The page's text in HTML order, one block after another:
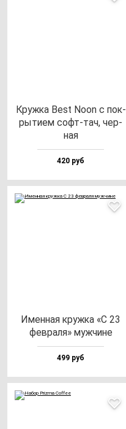
Круж­ка Best Noon с пок­
ры­ти­ем софт-тач, чер­
ная
420 руб
Имен­ная круж­ка «С 23
фев­ра­ля» муж­чи­не
499 руб